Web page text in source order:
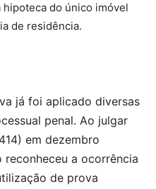
hipoteca do único imóvel
de residência.
já foi aplicado diversas
penal. Ao julgar
em dezembro
reconheceu a ocorrência
de prova